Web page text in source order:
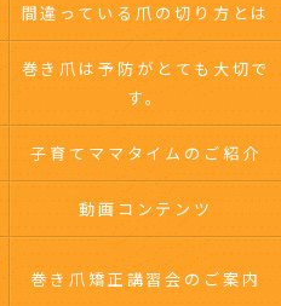
間違っている爪の切り方とは
巻き爪は予防がとても大切で
す。
子育てママタイムのご紹介
動画コンテンツ
巻き爪矯正講習会のご案内